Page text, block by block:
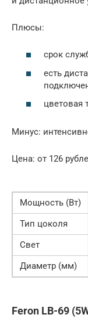
Плюсы:
срок
есть
цветовая
Минус:
Цена: от 126
Мощность (Вт)
Тип цоколя
Свет
Диаметр (мм)
Feron LB-69